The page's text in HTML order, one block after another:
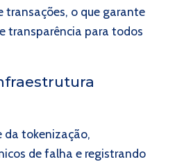
transações, o que garante
transparência para todos
da tokenização,
de falha e registrando